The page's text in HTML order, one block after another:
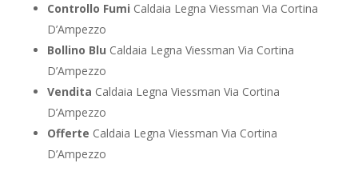
Controllo Fumi Caldaia Legna Viessman Via Cortina
D’Ampezzo
Bollino Blu Caldaia Legna Viessman Via Cortina
D’Ampezzo
Vendita Caldaia Legna Viessman Via Cortina
D’Ampezzo
Offerte Caldaia Legna Viessman Via Cortina
D’Ampezzo